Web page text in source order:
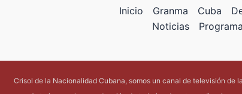
Inicio Granma Cuba
Noticias
Crisol de la Nacionalidad Cubana, somos un canal de televisión de